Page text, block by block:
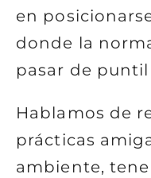
en
donde la
pasar de
Hablamos de
prácticas
ambiente,